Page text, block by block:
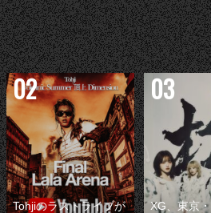
Tohjiのラストライブが
XG、東京